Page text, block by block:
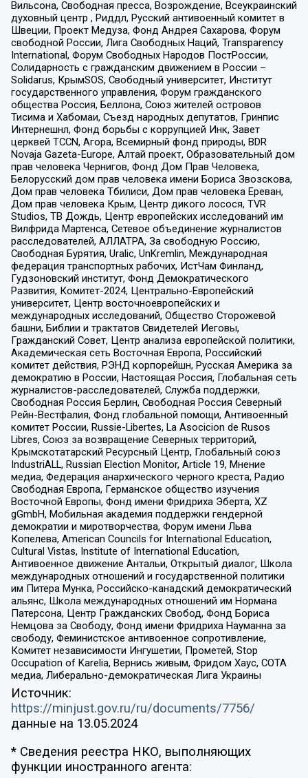
Вильсона, Свободная пресса, Возрождение, Всеукраинский
духовный центр , Риддл, Русский антивоенный комитет в
Швеции, Проект Медуза, Фонд Андрея Сахарова, Форум
свободной России, Лига Свободных Наций, Transparеncy
International, Форум Свободных Народов ПостРоссии,
Солидарность с гражданским движением в России –
Solidarus, КрымSOS, Свободный университет, Институт
государственного управления, Форум гражданского
общества Россия, Беллона, Союз жителей островов
Тисима и Хабомаи, Съезд народных депутатов, Гринпис
Интернешнл, Фонд борьбы с коррупцией Инк, Завет
церквей TCCN, Агора, Всемирный фонд природы, BDR
Novaja Gazeta-Europe, Алтай проект, Образовательный дом
прав человека Чернигов, Фонд Дом Прав Человека,
Белорусский дом прав человека имени Бориса Звозскова,
Дом прав человека Тбилиси, Дом прав человека Ереван,
Дом прав человека Крым, Центр дикого лосося, TVR
Studios, ТВ Дождь, Центр европейских исследований им
Вилфрида Мартенса, Сетевое объединение журналистов
расследователей, АЛЛАТРА, За свободную Россию,
Свободная Бурятия, Uralic, UnKremlin, Международная
федерация транспортных рабочих, ИстЧам Финланд,
Гудзоновский институт, Фонд Демократического
Развития, Комитет-2024, Центрально-Европейский
университет, Центр восточноевропейских и
международных исследований, Общество Сторожевой
башни, Библии и трактатов Свидетелей Иеговы,
Гражданский Совет, Центр анализа европейской политики,
Академическая сеть Восточная Европа, Российский
комитет действия, РЭНД корпорейшн, Русская Америка за
демократию в России, Настоящая Россия, Глобальная сеть
журналистов-расследователей, Служба поддержки,
Свободная Россия Берлин, Свободная Россия Северный
Рейн-Вестфалия, Фонд глобальной помощи, Антивоенный
комитет России, Russie-Libertes, La Asocicion de Rusos
Libres, Союз за возвращение Северных территорий,
Крымскотатарский Ресурсный Центр, Глобальный союз
IndustriALL, Russian Election Monitor, Article 19, Мнение
медиа, Федерация анархического черного креста, Радио
Свободная Европа, Германское общество изучения
Восточной Европы, Фонд имени Фридриха Эберта, XZ
gGmbH, Мобильная академия поддержки гендерной
демократии и миротворчества, Форум имени Льва
Копелева, American Councils for International Education,
Cultural Vistas, Institute of International Education,
Антивоенное движение Антальи, Открытый диалог, Школа
международных отношений и государственной политики
им Питера Мунка, Российско-канадский демократический
альянс, Школа международных отношений им Нормана
Патерсона, Центр Гражданских Свобод, Фонд Бориса
Немцова за Свободу, Фонд имени Фридриха Науманна за
свободу, Феминистское антивоенное сопротивление,
Комитет независимости Ингушетии, Прометей, Stop
Occupation of Karelia, Вернись живым, Фридом Хаус, СОТА
медиа, Либерально-демократическая Лига Украины
Источник:
https://minjust.gov.ru/ru/documents/7756/
данные на 13.05.2024
* Сведения реестра НКО, выполняющих
функции иностранного агента: